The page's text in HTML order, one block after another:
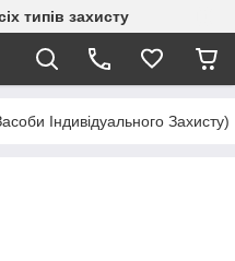
типів захисту
Індивідуального Захисту)